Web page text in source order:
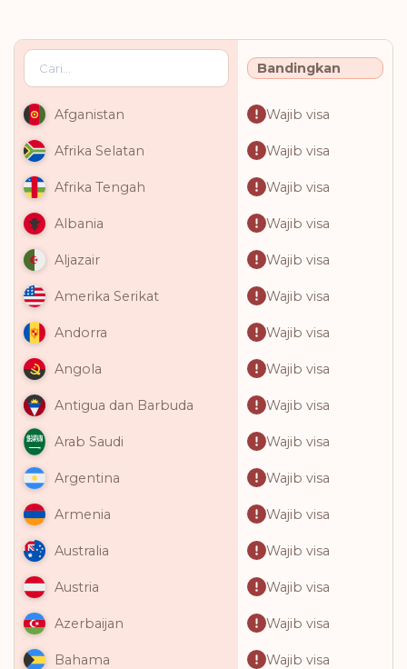
Bandingkan
Afganistan Wajib visa
Afrika Selatan Wajib visa
Afrika Tengah Wajib visa
Albania Wajib visa
Aljazair Wajib visa
Amerika Serikat Wajib visa
Andorra Wajib visa
Angola Wajib visa
Antigua dan Barbuda Wajib visa
Arab Saudi Wajib visa
Argentina Wajib visa
Armenia Wajib visa
Australia Wajib visa
Austria Wajib visa
Azerbaijan Wajib visa
Bahama Wajib visa